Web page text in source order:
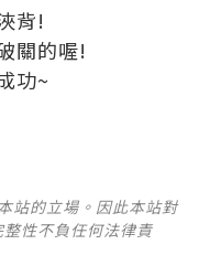
背!
關的喔!
功~
站的立場。因此本站對
性不負任何法律責